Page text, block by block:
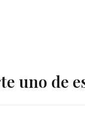
uno de